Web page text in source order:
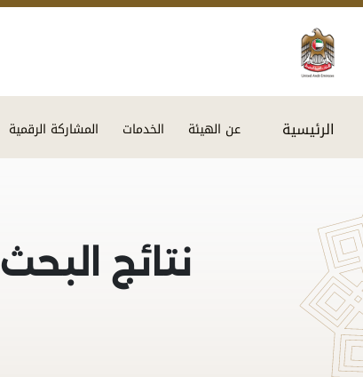
الرئيسية عن الهيئة الخدمات المشاركة الرقمية
نتائج البحث